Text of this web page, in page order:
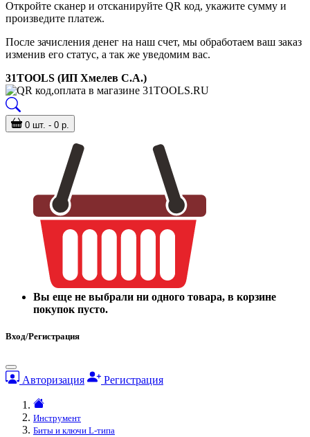
Откройте сканер и отсканируйте QR код, укажите сумму и
произведите платеж.
После зачисления денег на наш счет, мы обработаем ваш заказ
изменив его статус, а так же уведомим вас.
31TOOLS (ИП Хмелев С.А.)
0 шт. - 0 р.
Вы еще не выбрали ни одного товара, в корзине
покупок пусто.
Вход/Регистрация
Авторизация Регистрация
Инструмент
Биты и ключи L-типа